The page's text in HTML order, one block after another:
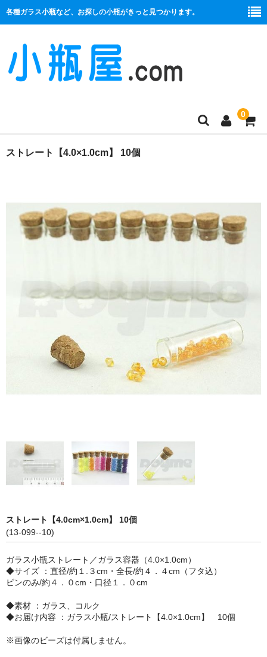
各種ガラス小瓶など、お探しの小瓶がきっと見つかります。
0
商品一覧
コルク栓
プラ栓
コルク栓
ストラップ付き
単品
セット
単品
パーツ
アウトレット
ストレート【4.0×1.0cm】 10個
ストレート【4.0cm×1.0cm】 10個
(13-099--10)
ガラス小瓶ストレート／ガラス容器（4.0×1.0cm）
◆サイズ ：直径/約１.３cm・全長/約４．４cm（フタ込）
ビンのみ/約４．０cm・口径１．０cm
◆素材 ：ガラス、コルク
◆お届け内容 ：ガラス小瓶/ストレート【4.0×1.0cm】 10個
※画像のビーズは付属しません。